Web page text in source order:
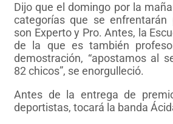
Dijo que el domingo por la
categorías que se
son Experto y Pro. Antes, la
de la que es también
demostración, “apostamos al
82 chicos”, se enorgulleció.
Antes de la entrega de
deportistas, tocará la banda